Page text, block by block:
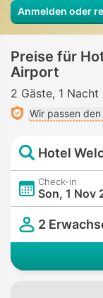
Anmelden oder
Preise für
Airport
2 Gäste 1 Nacht
Wir passen den
Hotel
Check-in
Son, 1 Nov
2